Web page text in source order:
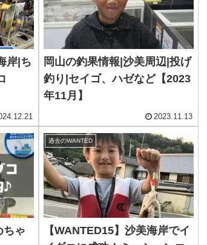
岸|ち
岡山の釣果情報|沙美周辺|投げ
釣り|セイゴ、ハゼなど【2023
年11月】
2023.11.13
ちゃ
過去のWANTED
【WANTED15】沙美海岸でイ